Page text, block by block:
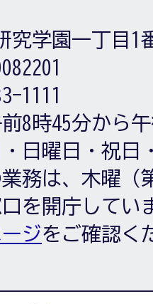
究学園一丁目1
1111
8時45分から
日曜日・祝日
務は、木曜（
を開庁してい
ジをご確認く